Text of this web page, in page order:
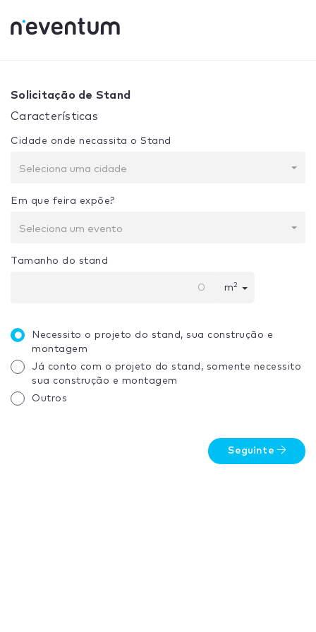
Sua seleção: Projeto + Construção
Solicitação de Stand
Características
Cidade onde necassita o Stand
Seleciona uma cidade
Em que feira expõe?
Seleciona um evento
Tamanho do stand
m2
Necessito o projeto do stand, sua construção e
montagem
Já conto com o projeto do stand, somente necessito
sua construção e montagem
Outros
Seguinte